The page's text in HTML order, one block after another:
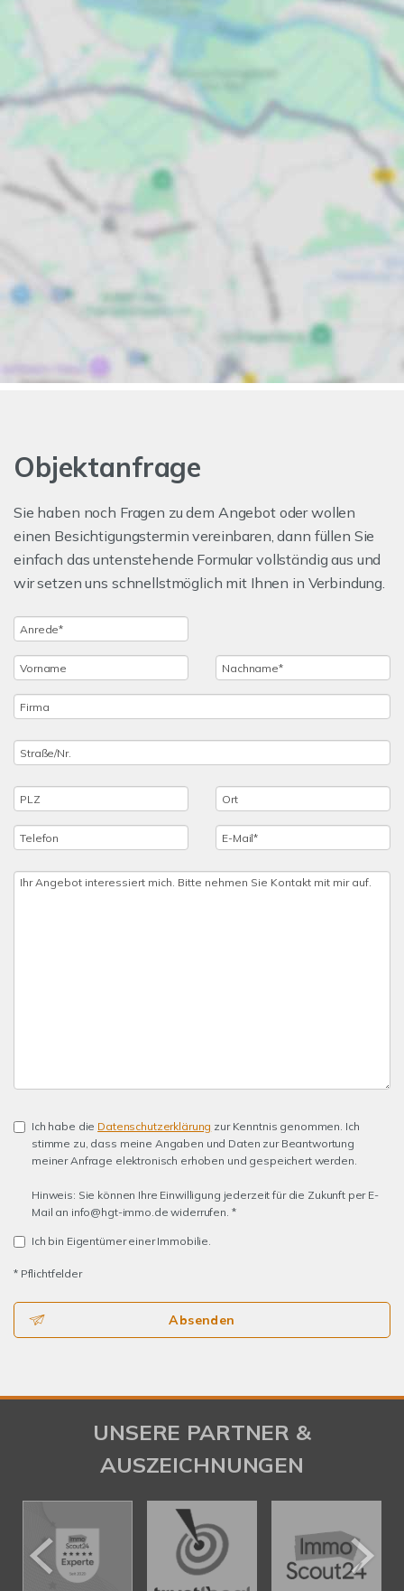
Objektanfrage
Sie haben noch Fragen zu dem Angebot oder wollen
einen Besichtigungstermin vereinbaren, dann füllen Sie
einfach das untenstehende Formular vollständig aus und
wir setzen uns schnellstmöglich mit Ihnen in Verbindung.
Ich habe die Datenschutzerklärung zur Kenntnis genommen. Ich
stimme zu, dass meine Angaben und Daten zur Beantwortung
meiner Anfrage elektronisch erhoben und gespeichert werden.
Hinweis: Sie können Ihre Einwilligung jederzeit für die Zukunft per E-
Mail an info@hgt-immo.de widerrufen. *
Ich bin Eigentümer einer Immobilie.
* Pflichtfelder
Absenden
UNSERE PARTNER &
AUSZEICHNUNGEN